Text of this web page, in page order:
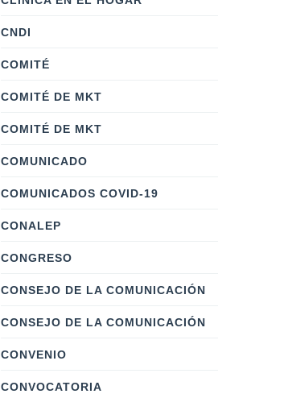
CNDI
COMITÉ
COMITÉ DE MKT
COMITÉ DE MKT
COMUNICADO
COMUNICADOS COVID-19
CONALEP
CONGRESO
CONSEJO DE LA COMUNICACIÓN
CONSEJO DE LA COMUNICACIÓN
CONVENIO
CONVOCATORIA